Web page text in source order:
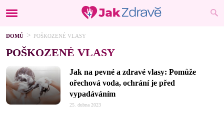
DOMŮ POŠKOZENÉ VLASY
POŠKOZENÉ VLASY
Jak na pevné a zdravé vlasy: Pomůže
ořechová voda, ochrání je před
vypadáváním
25. dubna 2023